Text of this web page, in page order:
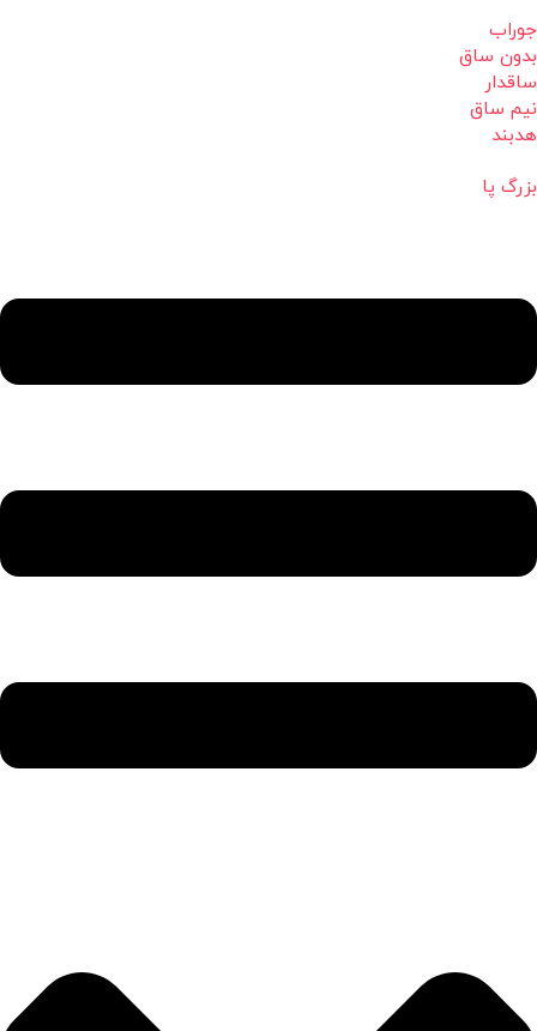
جوراب
بدون ساق
ساقدار
نیم ساق
هدبند
بزرگ پا